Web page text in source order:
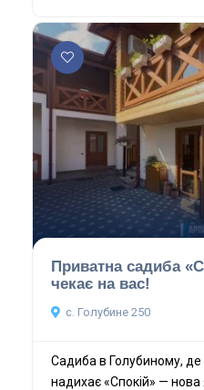
Приватна садиба
чекає на вас!
с. Голубине 250
Садиба в Голубиному, де
надихає «Спокій» — нова